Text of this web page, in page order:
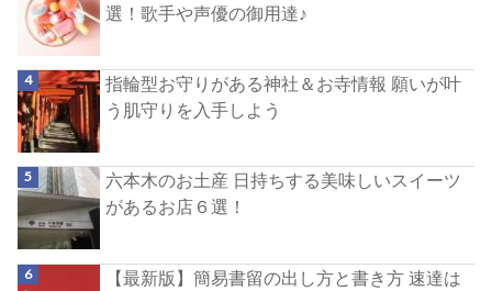
選！歌手や声優の御用達♪
指輪型お守りがある神社＆お寺情報 願いが叶
う肌守りを入手しよう
六本木のお土産 日持ちする美味しいスイーツ
があるお店６選！
【最新版】簡易書留の出し方と書き方 速達は